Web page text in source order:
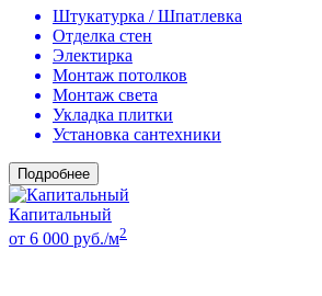
Штукатурка / Шпатлевка
Отделка стен
Электирка
Монтаж потолков
Монтаж света
Укладка плитки
Установка сантехники
Подробнее
Капитальный
от 6 000 руб./м2